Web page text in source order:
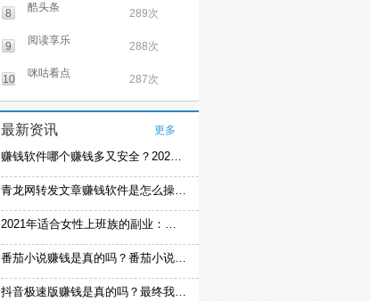
8 酷头条 289次
9 阅读享乐 288次
10 咪咕看点 287次
最新资讯 更多
赚钱软件哪个赚钱多又安全？2021精选赚钱软件
青龙网转发文章赚钱软件是怎么操作的？
2021年适合女性上班族的副业：女生在家赚钱兼职推荐
番茄小说赚钱是真的吗？番茄小说怎么操作赚钱
抖音极速版赚钱是真的吗？最终我还是放弃刷视频赚钱